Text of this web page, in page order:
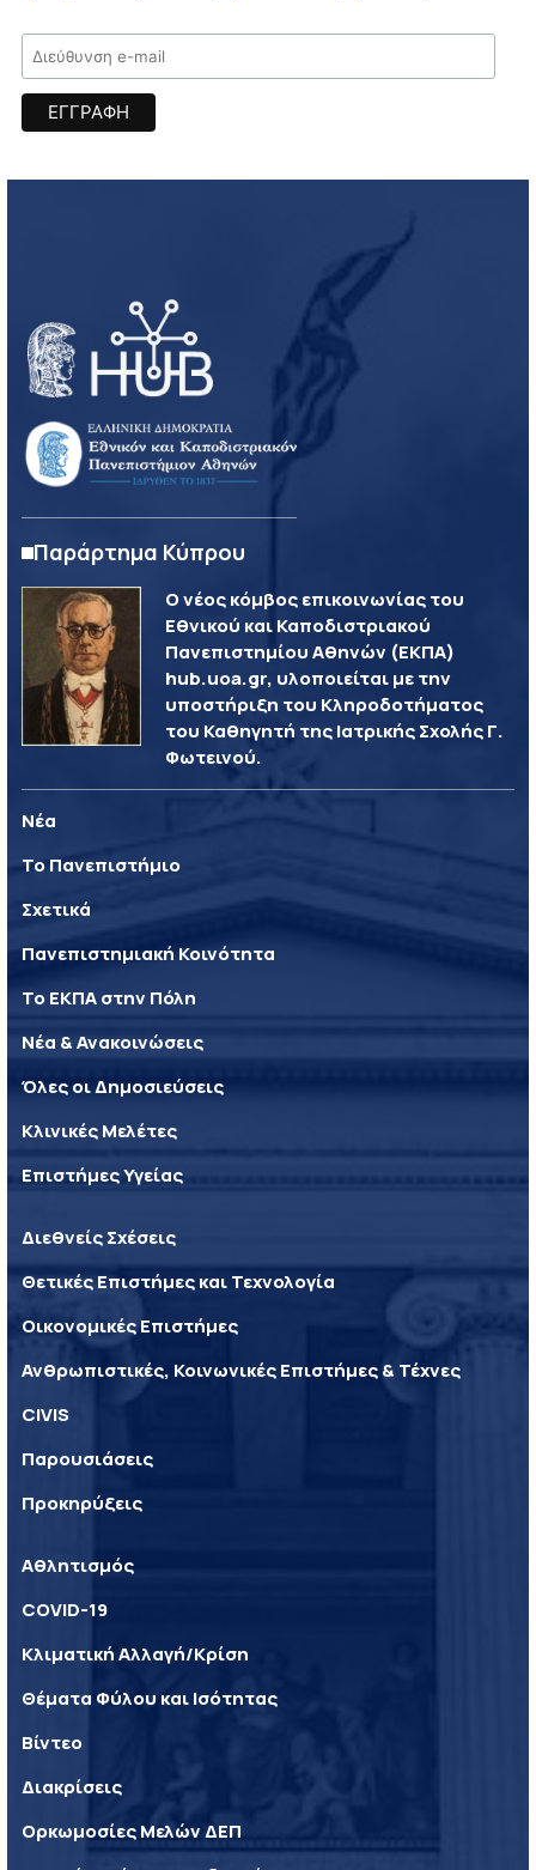
Παράρτημα Κύπρου
Ο νέος κόμβος επικοινωνίας του
Εθνικού και Καποδιστριακού
Πανεπιστημίου Αθηνών (ΕΚΠΑ)
hub.uoa.gr, υλοποιείται με την
υποστήριξη του Κληροδοτήματος
του Καθηγητή της Ιατρικής Σχολής Γ.
Φωτεινού.
Νέα
Το Πανεπιστήμιο
Σχετικά
Πανεπιστημιακή Κοινότητα
Το ΕΚΠΑ στην Πόλη
Νέα & Ανακοινώσεις
Όλες οι Δημοσιεύσεις
Κλινικές Μελέτες
Επιστήμες Υγείας
Διεθνείς Σχέσεις
Θετικές Επιστήμες και Τεχνολογία
Οικονομικές Επιστήμες
Ανθρωπιστικές, Κοινωνικές Επιστήμες & Τέχνες
CIVIS
Παρουσιάσεις
Προκηρύξεις
Αθλητισμός
COVID-19
Κλιματική Αλλαγή/Κρίση
Θέματα Φύλου και Ισότητας
Βίντεο
Διακρίσεις
Ορκωμοσίες Μελών ΔΕΠ